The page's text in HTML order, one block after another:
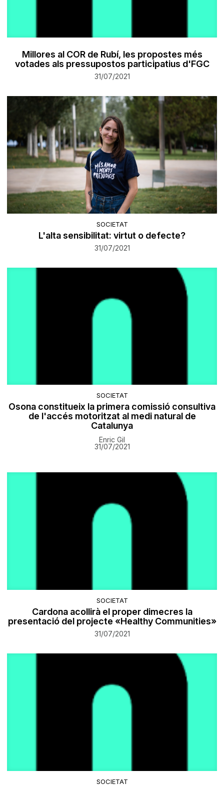
Millores al COR de Rubí, les propostes més
votades als pressupostos participatius d'FGC
31/07/2021
SOCIETAT
L'alta sensibilitat: virtut o defecte?
31/07/2021
SOCIETAT
Osona constitueix la primera comissió consultiva
de l'accés motoritzat al medi natural de
Catalunya
Enric Gil
31/07/2021
SOCIETAT
Cardona acollirà el proper dimecres la
presentació del projecte «Healthy Communities»
31/07/2021
SOCIETAT